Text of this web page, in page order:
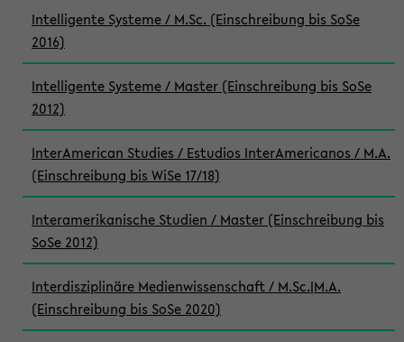
Intelligente Systeme / M.Sc. (Einschreibung bis SoSe
2016)
Intelligente Systeme / Master (Einschreibung bis SoSe
2012)
InterAmerican Studies / Estudios InterAmericanos / M.A.
(Einschreibung bis WiSe 17/18)
Interamerikanische Studien / Master (Einschreibung bis
SoSe 2012)
Interdisziplinäre Medienwissenschaft / M.Sc.|M.A.
(Einschreibung bis SoSe 2020)